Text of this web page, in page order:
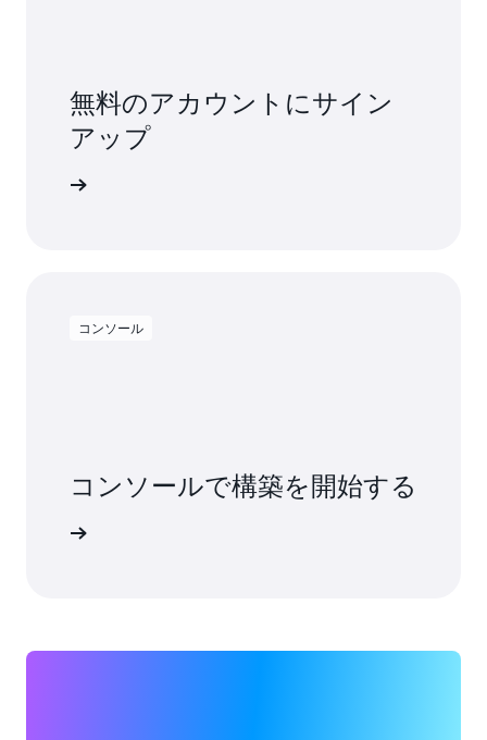
無料のアカウントにサイン
アップ
コンソール
コンソールで構築を開始する